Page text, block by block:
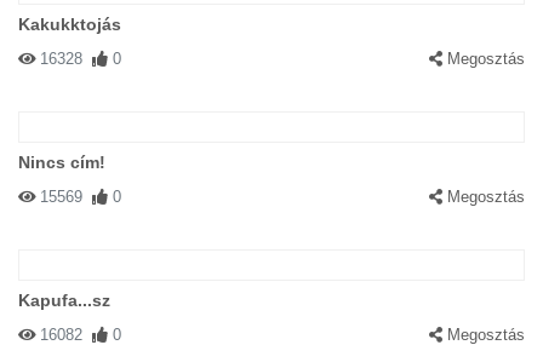
Kakukktojás
16328 0 Megosztás
Nincs cím!
15569 0 Megosztás
Kapufa...sz
16082 0 Megosztás